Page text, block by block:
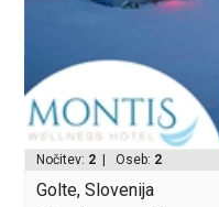
Nočitev: 2 | Oseb: 2
Golte, Slovenija